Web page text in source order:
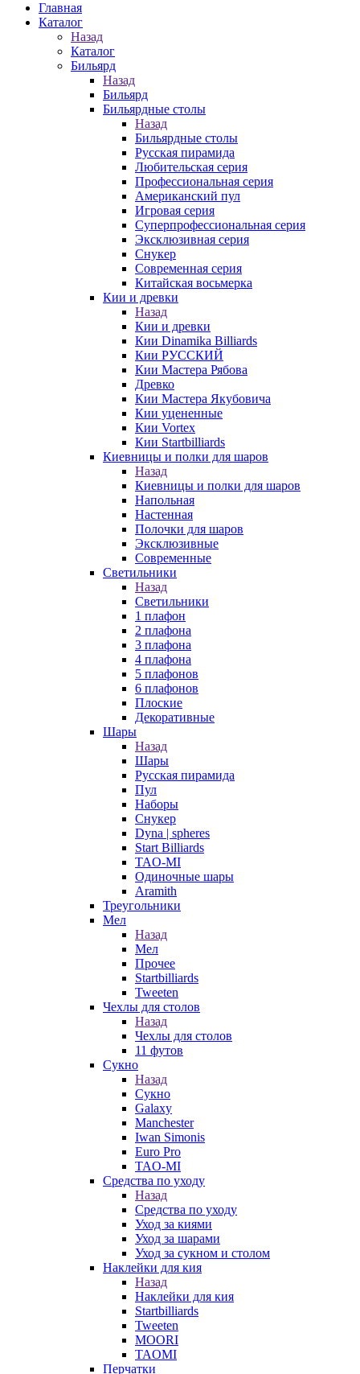
Главная
Каталог
Назад
Каталог
Бильярд
Назад
Бильярд
Бильярдные столы
Назад
Бильярдные столы
Русская пирамида
Любительская серия
Профессиональная серия
Американский пул
Игровая серия
Суперпрофессиональная серия
Эксклюзивная серия
Снукер
Современная серия
Китайская восьмерка
Кии и древки
Назад
Кии и древки
Кии Dinamika Billiards
Кии РУССКИЙ
Кии Мастера Рябова
Древко
Кии Мастера Якубовича
Кии уцененные
Кии Vortex
Кии Startbilliards
Киевницы и полки для шаров
Назад
Киевницы и полки для шаров
Напольная
Настенная
Полочки для шаров
Эксклюзивные
Современные
Светильники
Назад
Светильники
1 плафон
2 плафона
3 плафона
4 плафона
5 плафонов
6 плафонов
Плоские
Декоративные
Шары
Назад
Шары
Русская пирамида
Пул
Наборы
Снукер
Dyna | spheres
Start Billiards
TAO-MI
Одиночные шары
Aramith
Треугольники
Мел
Назад
Мел
Прочее
Startbilliards
Tweeten
Чехлы для столов
Назад
Чехлы для столов
11 футов
Сукно
Назад
Сукно
Galaxy
Manchester
Iwan Simonis
Euro Pro
TAO-MI
Средства по уходу
Назад
Средства по уходу
Уход за киями
Уход за шарами
Уход за сукном и столом
Наклейки для кия
Назад
Наклейки для кия
Startbilliards
Tweeten
MOORI
TAOMI
Перчатки